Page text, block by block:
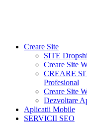
Creare Site
SITE
Creare Site
CREARE
Profesional
Creare Site
Dezvoltare
Aplicatii Mobile
SERVICII SEO